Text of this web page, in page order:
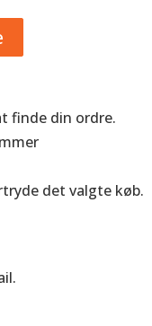
finde din ordre.
det valgte køb.